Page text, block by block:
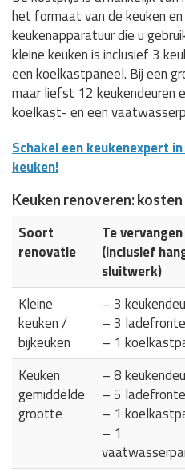
het formaat van de keuken
keukenapparatuur die u
kleine keuken is inclusief 3
een koelkastpaneel. Bij een
maar liefst 12 keukendeuren
koelkast- en een
Schakel een keukenexpert
keuken!
Keuken renoveren: kosten
Soort
renovatie
Te vervangen
(inclusief
sluitwerk)
Kleine
keuken /
bijkeuken
– 3
– 3
– 1
Keuken
gemiddelde
grootte
– 8
– 5
– 1
– 1